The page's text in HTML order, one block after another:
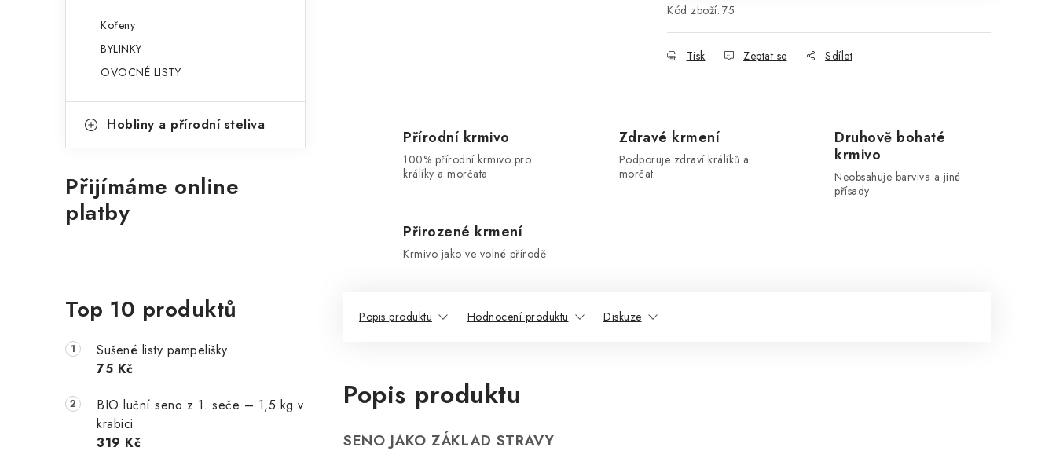
Kořeny
BYLINKY
OVOCNÉ LISTY
Hobliny a přírodní steliva
Přijímáme online
platby
Top 10 produktů
Sušené listy pampelišky
75 Kč
BIO luční seno z 1. seče – 1,5 kg v
krabici
319 Kč
Kód zboží: 75
Tisk Zeptat se Sdílet
Přírodní krmivo
100% přírodní krmivo pro
králíky a morčata
Zdravé krmení
Podporuje zdraví králíků a
morčat
Druhově bohaté
krmivo
Neobsahuje barviva a jiné
přísady
Přirozené krmení
Krmivo jako ve volné přírodě
Popis produktu Hodnocení produktu Diskuze
Popis produktu
SENO JAKO ZÁKLAD STRAVY